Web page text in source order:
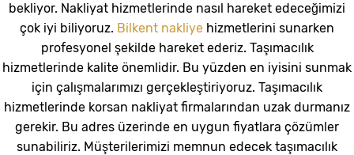
bekliyor. Nakliyat hizmetlerinde nasıl hareket edeceğimizi
çok iyi biliyoruz. Bilkent nakliye hizmetlerini sunarken
profesyonel şekilde hareket ederiz. Taşımacılık
hizmetlerinde kalite önemlidir. Bu yüzden en iyisini sunmak
için çalışmalarımızı gerçekleştiriyoruz. Taşımacılık
hizmetlerinde korsan nakliyat firmalarından uzak durmanız
gerekir. Bu adres üzerinde en uygun fiyatlara çözümler
sunabiliriz. Müşterilerimizi memnun edecek taşımacılık